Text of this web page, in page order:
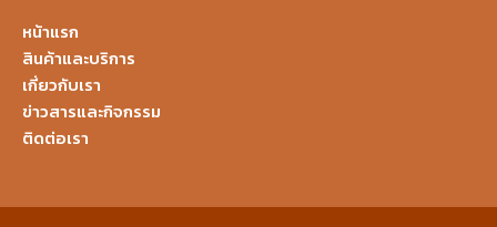
หน้าแรก
สินค้าและบริการ
เกี่ยวกับเรา
ข่าวสารและกิจกรรม
ติดต่อเรา